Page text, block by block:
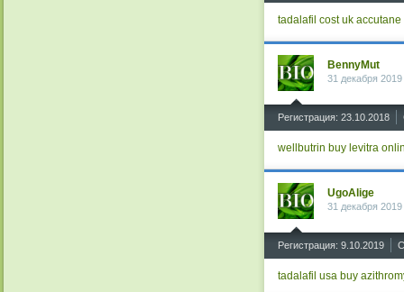
tadalafil cost uk accutane
BennyMut
31 декабря
Регистрация: 23.10.2018
wellbutrin buy levitra
UgoAlige
31 декабря
Регистрация: 9.10.2019
tadalafil usa buy